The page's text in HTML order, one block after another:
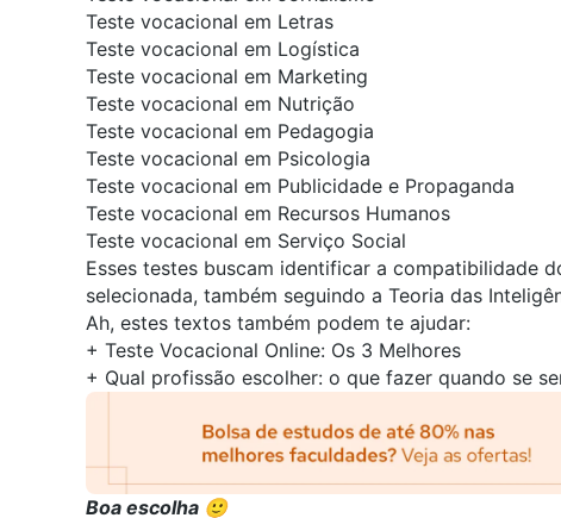
Teste vocacional em Letras
Teste vocacional em Logística
Teste vocacional em Marketing
Teste vocacional em Nutrição
Teste vocacional em Pedagogia
Teste vocacional em Psicologia
Teste vocacional em Publicidade e Propaganda
Teste vocacional em Recursos Humanos
Teste vocacional em Serviço Social
Esses testes buscam identificar a compatibilidade
selecionada, também seguindo a Teoria das
Ah, estes textos também podem te ajudar:
+ Teste Vocacional Online: Os 3 Melhores
+ Qual profissão escolher: o que fazer quando se
Boa escolha 🙂